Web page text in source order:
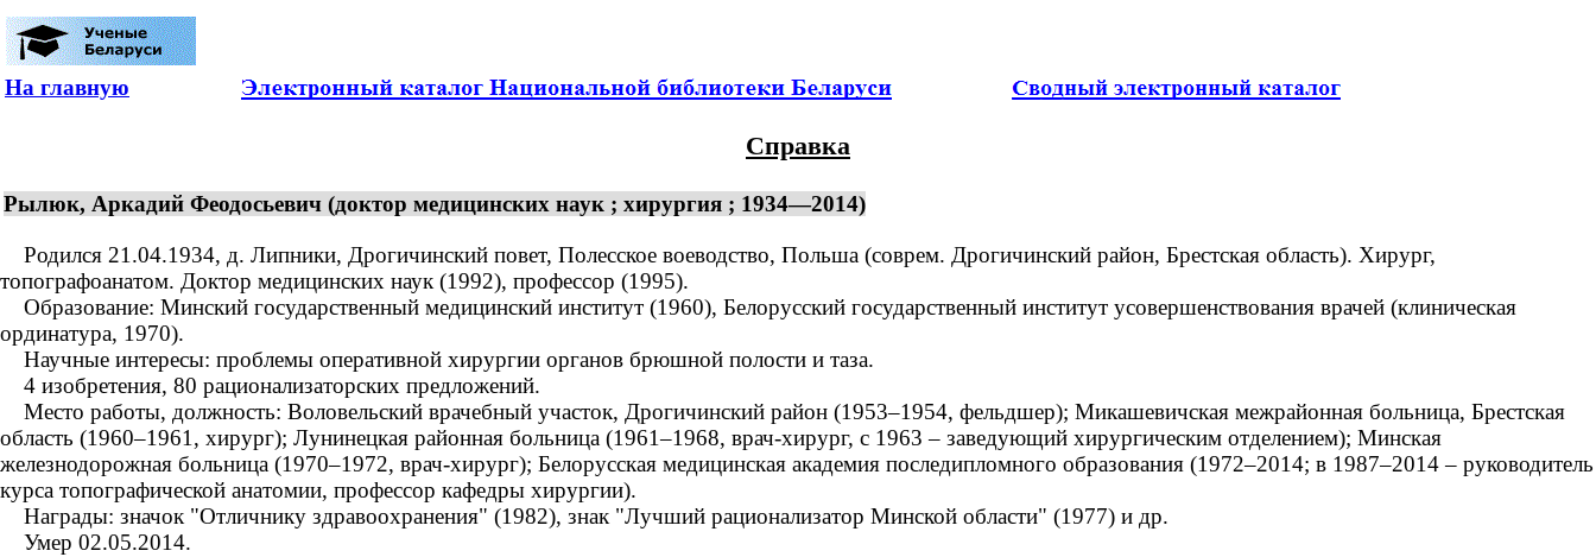
На главную
Справка
Рылюк, Аркадий Феодосьевич (доктор медицинских наук ; хирургия ; 1934—2014)
Родился 21.04.1934, д. Липники, Дрогичинский повет, Полесское воеводство, Польша (соврем. Дрогичинский район, Брестская область). Хирург,
топографоанатом. Доктор медицинских наук (1992), профессор (1995).
Образование: Минский государственный медицинский институт (1960), Белорусский государственный институт усовершенствования врачей (клиническая
ординатура, 1970).
Научные интересы: проблемы оперативной хирургии органов брюшной полости и таза.
4 изобретения, 80 рационализаторских предложений.
Место работы, должность: Воловельский врачебный участок, Дрогичинский район (1953–1954, фельдшер); Микашевичская межрайонная больница, Брестская
область (1960–1961, хирург); Лунинецкая районная больница (1961–1968, врач-хирург, с 1963 – заведующий хирургическим отделением); Минская
железнодорожная больница (1970–1972, врач-хирург); Белорусская медицинская академия последипломного образования (1972–2014; в 1987–2014 – руководитель
курса топографической анатомии, профессор кафедры хирургии).
Награды: значок "Отличнику здравоохранения" (1982), знак "Лучший рационализатор Минской области" (1977) и др.
Умер 02.05.2014.